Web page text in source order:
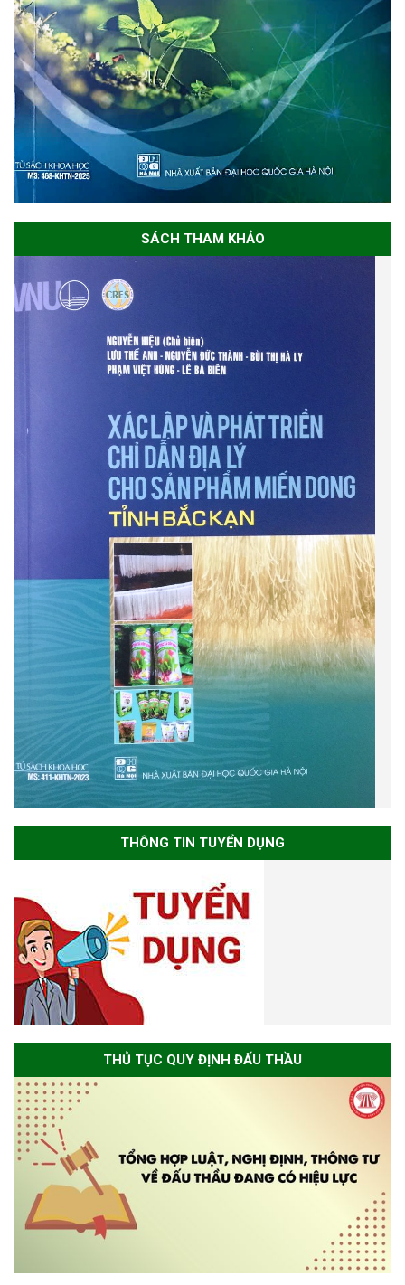
SÁCH THAM KHẢO
THÔNG TIN TUYỂN DỤNG
THỦ TỤC QUY ĐỊNH ĐẤU THẦU